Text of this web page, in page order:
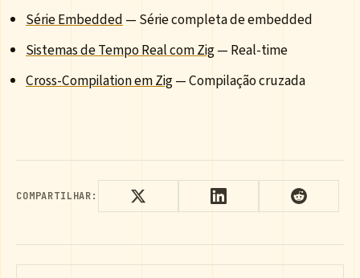
Série Embedded — Série completa de embedded
Sistemas de Tempo Real com Zig— Real-time
Cross-Compilation em Zig— Compilação cruzada
COMPARTILHAR: